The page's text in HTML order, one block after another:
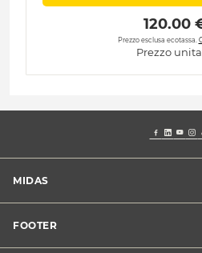
120.00
Prezzo esclusa ecotassa.
Prezzo
MIDAS
Blog dell'automobilista
Lavora con noi
FOOTER